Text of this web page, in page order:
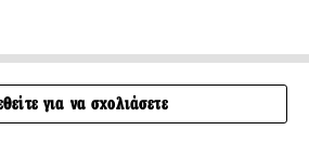
για να σχολιάσετε